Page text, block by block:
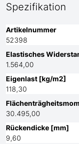
Spezifikation
Artikelnummer
52398
Elastisches
1.564,00
Eigenlast [kg/m2]
118,30
30.495,00
Rückendicke [mm]
9,60